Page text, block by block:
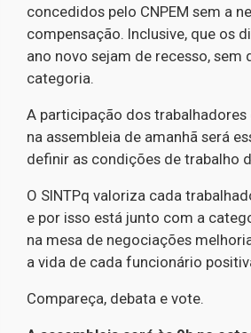
concedidos pelo CNPEM sem a
compensação. Inclusive, que os
ano novo sejam de recesso, sem
categoria.
A participação dos trabalhadores
na assembleia de amanhã será
definir as condições de trabalho
O SINTPq valoriza cada
e por isso está junto com a
na mesa de negociações
a vida de cada funcionário
Compareça, debata e vote.